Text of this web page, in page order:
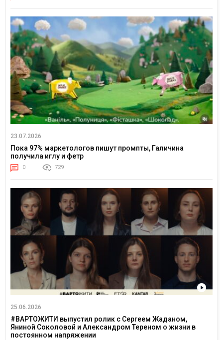
23.07.2026
Пока 97% маркетологов пишут промпты, Галичина
получила иглу и фетр
0 729
25.06.2026
#ВАРТОЖИТИ выпустил ролик с Сергеем Жаданом,
Яниной Соколовой и Александром Тереном о жизни в
постоянном напряжении